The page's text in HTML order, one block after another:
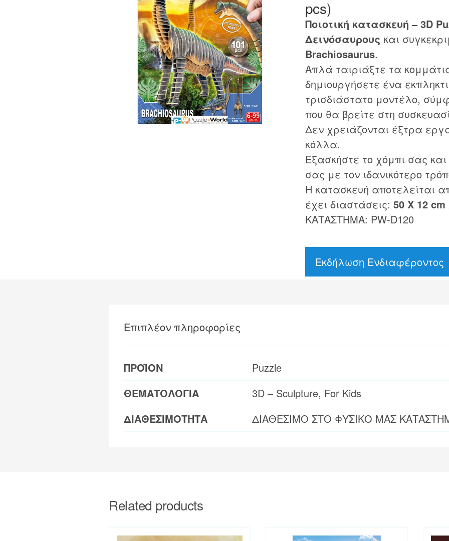
pcs)
Ποιοτική κατασκευή – 3D
Δεινόσαυρους και
Brachiosaurus.
Απλά ταιριάξτε τα
δημιουργήσετε ένα
τρισδιάστατο μοντέλο,
που θα βρείτε στη
Δεν χρειάζονται έξτρα
κόλλα.
Εξασκήστε το χόμπι σας
σας με τον ιδανικότερο
Η κατασκευή αποτελείται
έχει διαστάσεις: 50 X 12
ΚΑΤΑΣΤΗΜΑ: PW-D120
Εκδήλωση Ενδιαφέροντος
Επιπλέον πληροφορίες
ΠΡΟΪΟΝ
Puzzle
ΘΕΜΑΤΟΛΟΓΙΑ
3D – Sculpture, For Kids
ΔΙΑΘΕΣΙΜΟΤΗΤΑ
ΔΙΑΘΕΣΙΜΟ ΣΤΟ ΦΥΣΙΚΟ ΜΑΣ
Related products